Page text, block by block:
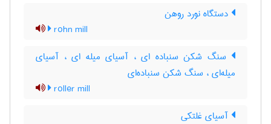
دستگاه نورد روهن
rohn mill
سنگ شکن سنباده ای ، آسیای میله ای ، آسیای
میله‌ای ، سنگ شکن سنباده‌ای
roller mill
آسیای غلتکی